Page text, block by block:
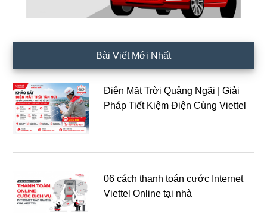
Bài Viết Mới Nhất
Điện Mặt Trời Quảng Ngãi | Giải
Pháp Tiết Kiệm Điện Cùng Viettel
06 cách thanh toán cước Internet
Viettel Online tại nhà